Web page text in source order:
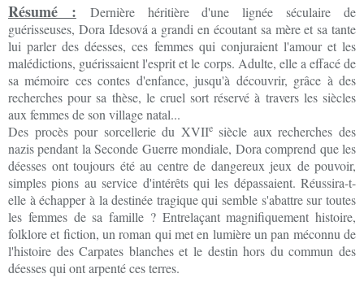
Résumé : Dernière héritière d'une lignée séculaire de
guérisseuses, Dora Idesová a grandi en écoutant sa mère et sa tante
lui parler des déesses, ces femmes qui conjuraient l'amour et les
malédictions, guérissaient l'esprit et le corps. Adulte, elle a effacé de
sa mémoire ces contes d'enfance, jusqu'à découvrir, grâce à des
recherches pour sa thèse, le cruel sort réservé à travers les siècles
aux femmes de son village natal...
Des procès pour sorcellerie du XVIIesiècle aux recherches des
nazis pendant la Seconde Guerre mondiale, Dora comprend que les
déesses ont toujours été au centre de dangereux jeux de pouvoir,
simples pions au service d'intérêts qui les dépassaient. Réussira-t-
elle à échapper à la destinée tragique qui semble s'abattre sur toutes
les femmes de sa famille ? Entrelaçant magnifiquement histoire,
folklore et fiction, un roman qui met en lumière un pan méconnu de
l'histoire des Carpates blanches et le destin hors du commun des
déesses qui ont arpenté ces terres.